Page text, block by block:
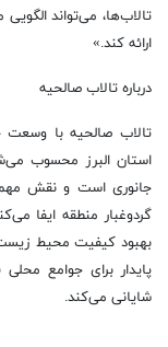
تالاب‌ها، می‌تواند
ارائه کند.»
درباره تالاب صالحیه
استان البرز محسوب
جانوری است و نقش
گردوغبار منطقه ایفا
بهبود کیفیت محیط
پایدار برای جوامع
شایانی می‌کند.